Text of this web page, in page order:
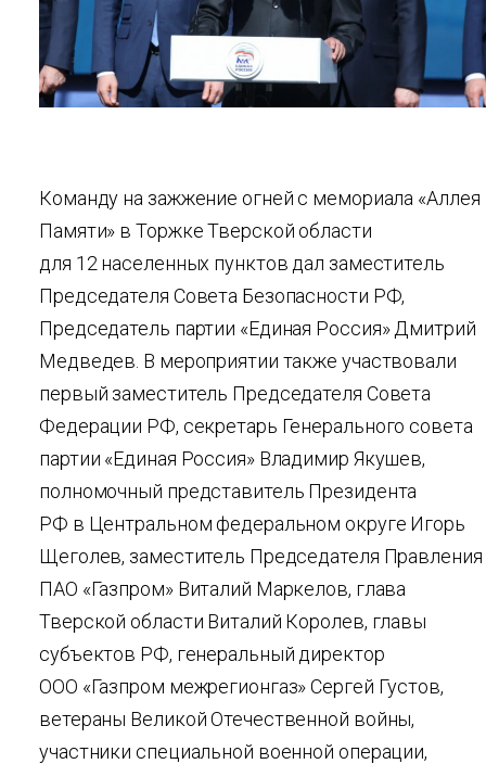
Команду на зажжение огней с мемориала «Аллея
Памяти» в Торжке Тверской области
для 12 населенных пунктов дал заместитель
Председателя Совета Безопасности РФ,
Председатель партии «Единая Россия» Дмитрий
Медведев. В мероприятии также участвовали
первый заместитель Председателя Совета
Федерации РФ, секретарь Генерального совета
партии «Единая Россия» Владимир Якушев,
полномочный представитель Президента
РФ в Центральном федеральном округе Игорь
Щеголев, заместитель Председателя Правления
ПАО «Газпром» Виталий Маркелов, глава
Тверской области Виталий Королев, главы
субъектов РФ, генеральный директор
ООО «Газпром межрегионгаз» Сергей Густов,
ветераны Великой Отечественной войны,
участники специальной военной операции,